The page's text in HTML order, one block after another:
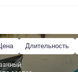
Длительность